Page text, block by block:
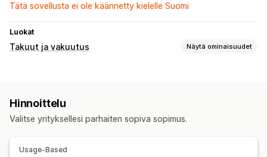
Tätä sovellusta ei ole käännetty kielelle Suomi
Luokat
Takuut ja vakuutus Näytä ominaisuudet
Vahingoittuneet paketit
Hinnoittelu
Valitse yrityksellesi parhaiten sopiva sopimus.
Usage-Based